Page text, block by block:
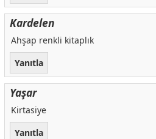
Kardelen
Ahşap renkli kitaplık
Yanıtla
Yaşar
Kirtasiye
Yanıtla